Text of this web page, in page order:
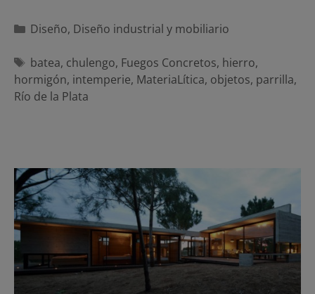
Categorías
Diseño, Diseño industrial y mobiliario
Etiquetas
batea, chulengo, Fuegos Concretos, hierro,
hormigón, intemperie, MateriaLítica, objetos, parrilla,
Río de la Plata